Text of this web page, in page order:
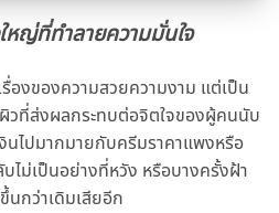
หญ่ที่ทำลายความมั่นใจ
รื่องของความสวยความงาม แต่เป็น
วที่ส่งผลกระทบต่อจิตใจของผู้คนนับ
นไปมากมายกับครีมราคาแพงหรือ
ไม่เป็นอย่างที่หวัง หรือบางครั้งฝ้า
นกว่าเดิมเสียอีก